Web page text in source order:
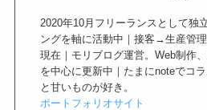
2020年10月フリーランスとして独
ングを軸に活動中｜接客→生産管
現在｜モリブログ運営。Web制作
を中心に更新中｜たまにnoteでコ
と甘いものが好き。
ポートフォリオサイト